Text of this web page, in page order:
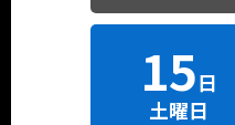
15日
土曜日